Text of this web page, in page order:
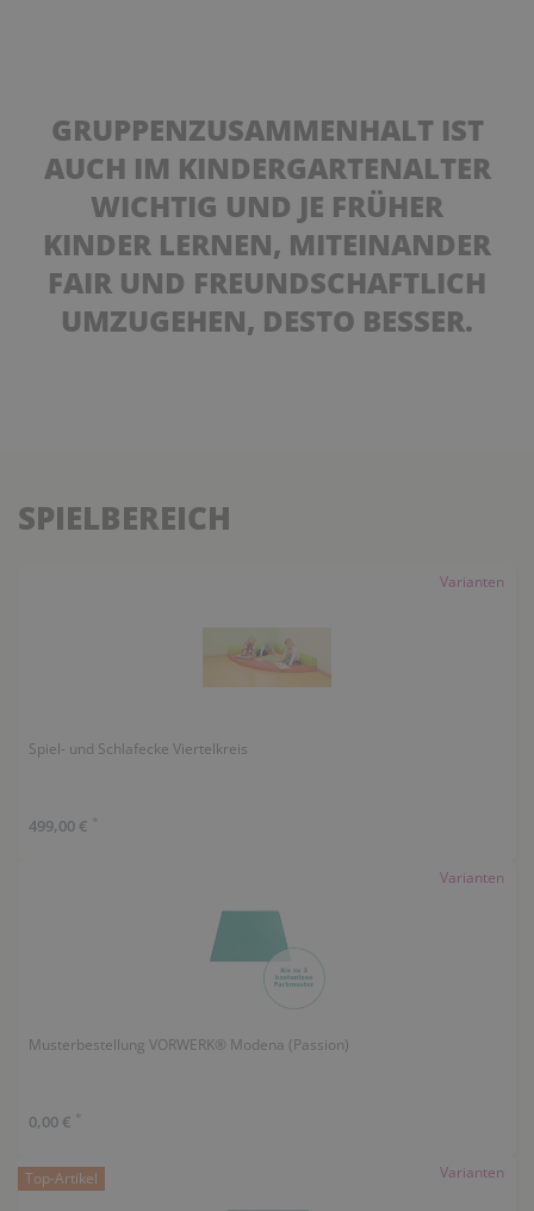
GRUPPENZUSAMMENHALT IST
AUCH IM KINDERGARTENALTER
WICHTIG UND JE FRÜHER
KINDER LERNEN, MITEINANDER
FAIR UND FREUNDSCHAFTLICH
UMZUGEHEN, DESTO BESSER.
SPIELBEREICH
Varianten
Spiel- und Schlafecke Viertelkreis
499,00 € *
Varianten
Musterbestellung VORWERK® Modena (Passion)
0,00 € *
Varianten
Top-Artikel